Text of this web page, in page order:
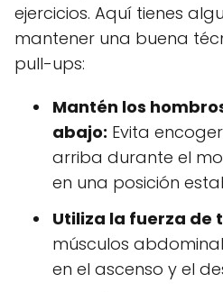
ejercicios. Aquí tienes
mantener una buena
pull-ups:
Mantén los
abajo: Evita
arriba durante el
en una posición
Utiliza la fuerza de
músculos
en el ascenso y el